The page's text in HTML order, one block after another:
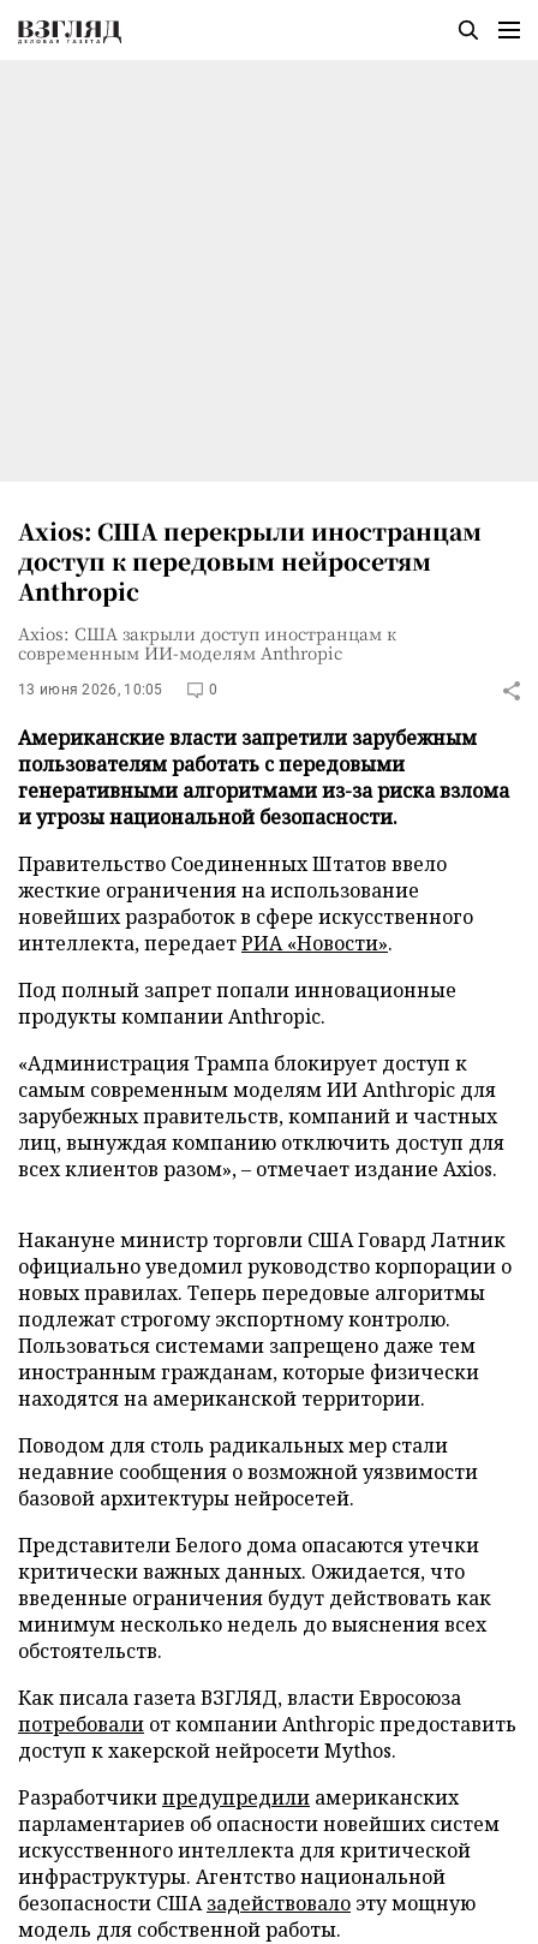
Axios: США перекрыли иностранцам
доступ к передовым нейросетям
Anthropic
Axios: США закрыли доступ иностранцам к
современным ИИ-моделям Anthropic
13 июня 2026, 10:05 0
Американские власти запретили зарубежным
пользователям работать с передовыми
генеративными алгоритмами из-за риска взлома
и угрозы национальной безопасности.
Правительство Соединенных Штатов ввело
жесткие ограничения на использование
новейших разработок в сфере искусственного
интеллекта, передаетРИА «Новости».
Под полный запрет попали инновационные
продукты компании Anthropic.
«Администрация Трампа блокирует доступ к
самым современным моделям ИИ Anthropic для
зарубежных правительств, компаний и частных
лиц, вынуждая компанию отключить доступ для
всех клиентов разом», – отмечает издание Axios.
Накануне министр торговли США Говард Латник
официально уведомил руководство корпорации о
новых правилах. Теперь передовые алгоритмы
подлежат строгому экспортному контролю.
Пользоваться системами запрещено даже тем
иностранным гражданам, которые физически
находятся на американской территории.
Поводом для столь радикальных мер стали
недавние сообщения о возможной уязвимости
базовой архитектуры нейросетей.
Представители Белого дома опасаются утечки
критически важных данных. Ожидается, что
введенные ограничения будут действовать как
минимум несколько недель до выяснения всех
обстоятельств.
Как писала газета ВЗГЛЯД, власти Евросоюза
потребовали от компании Anthropic предоставить
доступ к хакерской нейросети Mythos.
Разработчикипредупредили американских
парламентариев об опасности новейших систем
искусственного интеллекта для критической
инфраструктуры. Агентство национальной
безопасности СШАзадействовало эту мощную
модель для собственной работы.